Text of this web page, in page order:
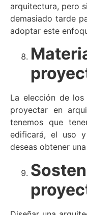
arquitectura, pero
demasiado tarde
adoptar este
La elección de
proyectar en
tenemos que
edificará, el uso
deseas obtener